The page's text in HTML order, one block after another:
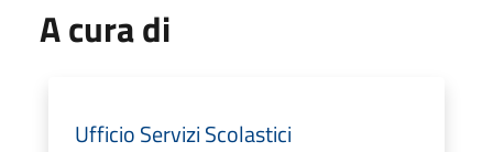
A cura di
Ufficio Servizi Scolastici